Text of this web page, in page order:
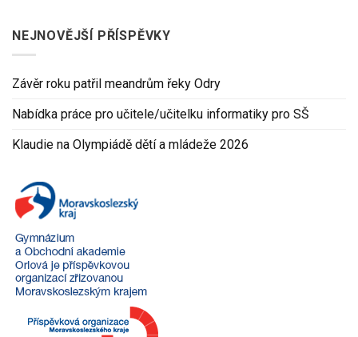
NEJNOVĚJŠÍ PŘÍSPĚVKY
Závěr roku patřil meandrům řeky Odry
Nabídka práce pro učitele/učitelku informatiky pro SŠ
Klaudie na Olympiádě dětí a mládeže 2026